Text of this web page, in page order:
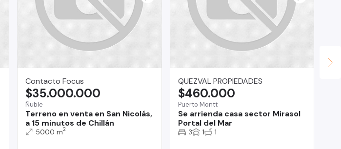
Contacto Focus
Ñuble
Terreno en venta en San Nicolás,
a 15 minutos de Chillán
$35.000.000
5000 m2
QUEZVAL PROPIEDADES
Puerto Montt
Se arrienda casa sector Mirasol
Portal del Mar
$460.000
3 1 1